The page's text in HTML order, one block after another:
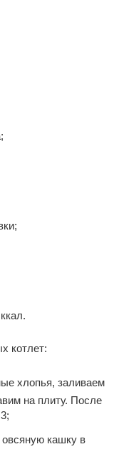
котлет:
хлопья, заливаем
на плиту. После
кашку в